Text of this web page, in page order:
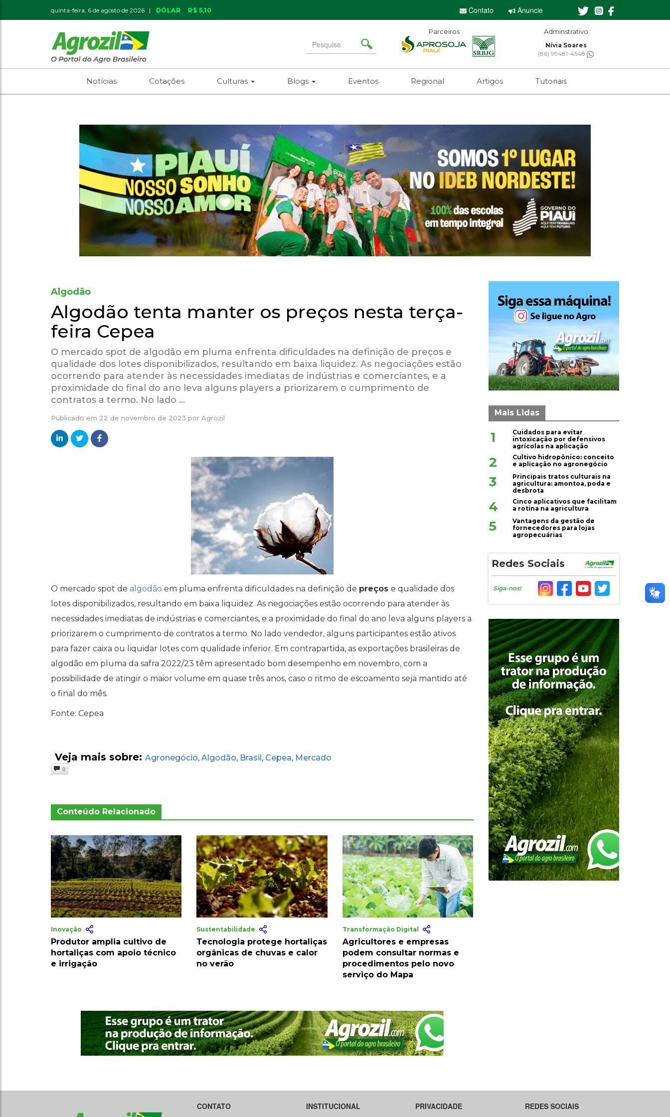
quinta-feira, 6 de agosto de 2026 | DÓLAR R$ 5,10 Contato Anuncie
Search
for
Parceiros Adminstrativo
Nívia Soares
(86) 99481-4548
Notícias Cotações Culturas Blogs Eventos Regional Artigos Tutoriais
Algodão
Algodão tenta manter os preços nesta terça-
feira Cepea
O mercado spot de algodão em pluma enfrenta dificuldades na definição de preços e
qualidade dos lotes disponibilizados, resultando em baixa liquidez. As negociações estão
ocorrendo para atender às necessidades imediatas de indústrias e comerciantes, e a
proximidade do final do ano leva alguns players a priorizarem o cumprimento de
contratos a termo. No lado …
Publicado em 22 de novembro de 2023 por Agrozil
O mercado spot de algodão em pluma enfrenta dificuldades na definição de preços e qualidade dos
lotes disponibilizados, resultando em baixa liquidez. As negociações estão ocorrendo para atender às
necessidades imediatas de indústrias e comerciantes, e a proximidade do final do ano leva alguns players a
priorizarem o cumprimento de contratos a termo. No lado vendedor, alguns participantes estão ativos
para fazer caixa ou liquidar lotes com qualidade inferior. Em contrapartida, as exportações brasileiras de
algodão em pluma da safra 2022/23 têm apresentado bom desempenho em novembro, com a
possibilidade de atingir o maior volume em quase três anos, caso o ritmo de escoamento seja mantido até
o final do mês.
Fonte: Cepea
Veja mais sobre: Agronegócio, Algodão, Brasil , Cepea, Mercado
0
Conteúdo Relacionado
Inovação
Produtor amplia cultivo de
hortaliças com apoio técnico
e irrigação
Sustentabilidade
Tecnologia protege hortaliças
orgânicas de chuvas e calor
no verão
Transformação Digital
Agricultores e empresas
podem consultar normas e
procedimentos pelo novo
serviço do Mapa
Mais Lidas
1
Cuidados para evitar
intoxicação por defensivos
agrícolas na aplicação
2
Cultivo hidropônico: conceito
e aplicação no agronegócio
3
Principais tratos culturais na
agricultura: amontoa, poda e
desbrota
4
Cinco aplicativos que facilitam
a rotina na agricultura
5
Vantagens da gestão de
fornecedores para lojas
agropecuárias
Redes Sociais
Siga-nos!
CONTATO
INSTITUCIONAL
PRIVACIDADE
REDES SOCIAIS